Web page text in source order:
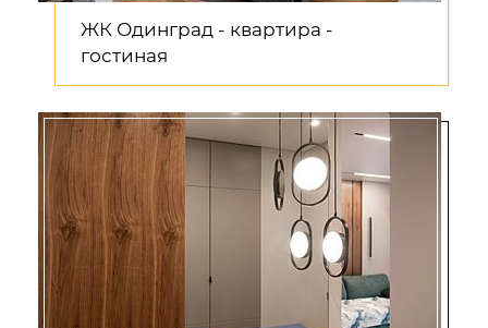
ЖК Одинград - квартира -
гостиная